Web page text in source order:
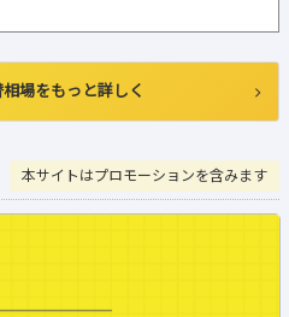
本サイトはプロモーションを含みます
場をもっと詳しく